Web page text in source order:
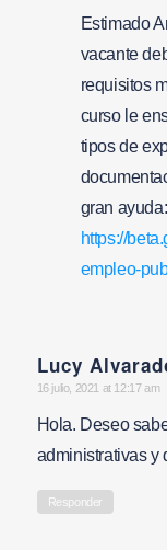
Estimado
vacante
requisitos
curso le
tipos de
gran ayuda:
https://
empleo-
Lucy
says:
16 julio, 2021 at 12:17 am
Hola. Deseo
administrativas y
Responder